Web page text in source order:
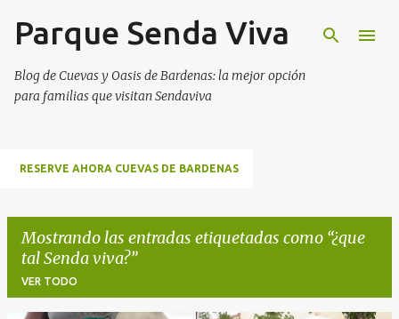
Ir al contenido principal
Parque Senda Viva
Blog de Cuevas y Oasis de Bardenas: la mejor opción
para familias que visitan Sendaviva
RESERVE AHORA CUEVAS DE BARDENAS
Mostrando las entradas etiquetadas como ¿que
tal Senda viva?
VER TODO